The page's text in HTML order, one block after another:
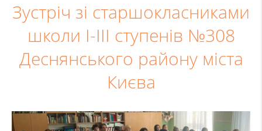
Зустріч зі старшокласниками
школи І-ІІІ ступенів №308
Деснянського району міста
Києва